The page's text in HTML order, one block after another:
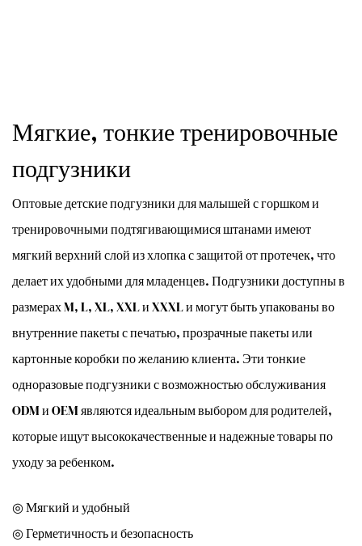
Мягкие, тонкие тренировочные
подгузники
Оптовые детские подгузники для малышей с горшком и
тренировочными подтягивающимися штанами имеют
мягкий верхний слой из хлопка с защитой от протечек, что
делает их удобными для младенцев. Подгузники доступны в
размерах M, L, XL, XXL и XXXL и могут быть упакованы во
внутренние пакеты с печатью, прозрачные пакеты или
картонные коробки по желанию клиента. Эти тонкие
одноразовые подгузники с возможностью обслуживания
ODM и OEM являются идеальным выбором для родителей,
которые ищут высококачественные и надежные товары по
уходу за ребенком.
◎ Мягкий и удобный
◎ Герметичность и безопасность